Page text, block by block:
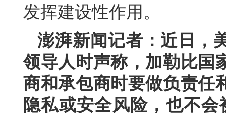
发挥建设性作用。
澎湃新闻记者：近日，
领导人时声称，加勒比国
商和承包商时要做负责任
隐私或安全风险，也不